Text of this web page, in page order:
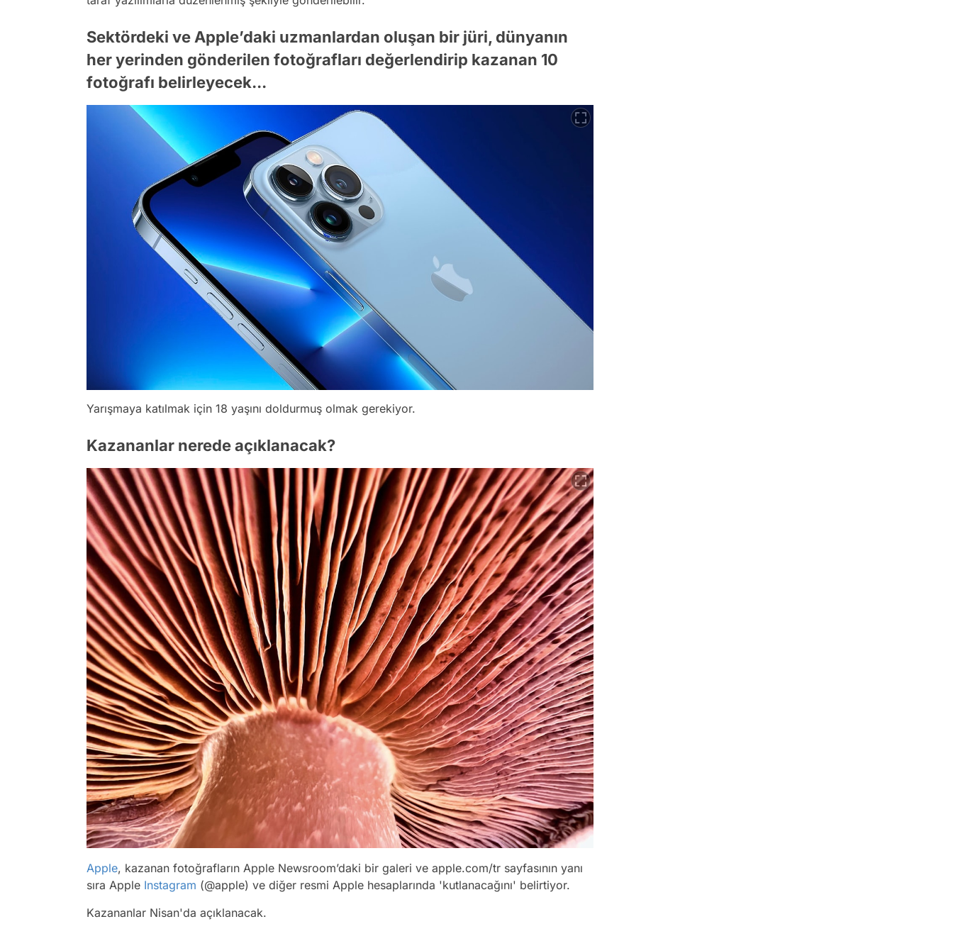
Sektördeki ve Apple’daki uzmanlardan oluşan bir jüri, dünyanın
her yerinden gönderilen fotoğrafları değerlendirip kazanan 10
fotoğrafı belirleyecek...
Yarışmaya katılmak için 18 yaşını doldurmuş olmak gerekiyor.
Kazananlar nerede açıklanacak?
Apple, kazanan fotoğrafların Apple Newsroom’daki bir galeri ve apple.com/tr sayfasının yanı
sıra Apple Instagram (@apple) ve diğer resmi Apple hesaplarında 'kutlanacağını' belirtiyor.
Kazananlar Nisan'da açıklanacak.